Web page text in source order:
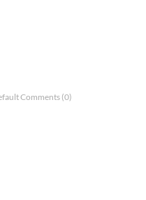
Comments (0)